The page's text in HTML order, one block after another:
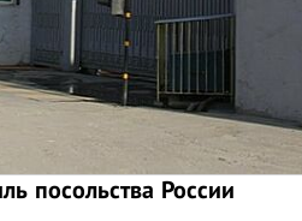
посольства России